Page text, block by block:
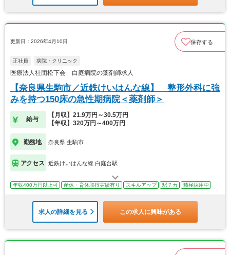
更新日：2026年4月10日 保存する
正社員 病院・クリニック
医療法人社団松下会 白庭病院の薬剤師求人
【奈良県生駒市／近鉄けいはんな線】 整形外科に強
みを持つ150床の急性期病院＜薬剤師＞
給与
【月収】21.9万円～30.5万円
【年収】320万円～400万円
勤務地 奈良県 生駒市
アクセス 近鉄けいはんな線 白庭台駅
年収400万円以上可 産休・育休取得実績有り スキルアップ 駅チカ 積極採用中
求人の詳細を見る この求人に興味がある